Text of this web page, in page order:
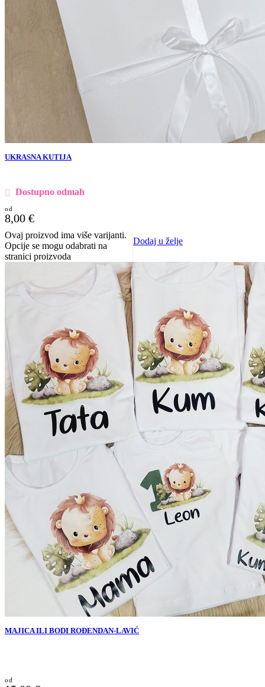
UKRASNA KUTIJA
Dostupno odmah
8,00 €
Ovaj proizvod ima više varijanti.
Opcije se mogu odabrati na
stranici proizvoda
Dodaj u želje
MAJICA ILI BODI ROĐENDAN-LAVIĆ